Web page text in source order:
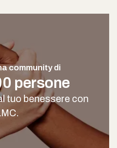
community di
persone
tuo benessere con